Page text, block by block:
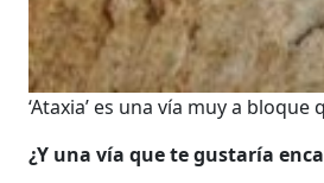
‘Ataxia’ es una vía muy a
¿Y una vía que te gustaría